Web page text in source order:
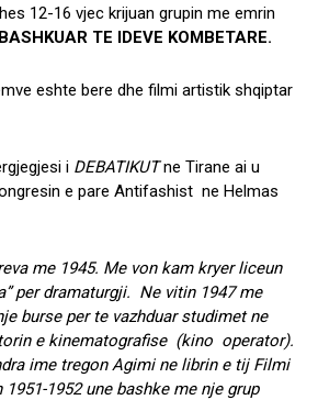
12-16 vjec krijuan grupin me emrin
TE IDEVE KOMBETARE.
eshte bere dhe filmi artistik shqiptar
i DEBATIKUTne Tirane ai u
e pare Antifashist ne Helmas
me 1945. Me von kam kryer liceun
per dramaturgji. Ne vitin 1947 me
burse per te vazhduar studimet ne
e kinematografise (kino operator).
ime tregon Agimi ne librin e tij Filmi
1952 une bashke me nje grup